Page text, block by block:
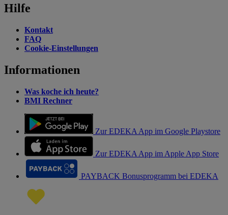
Hilfe
Kontakt
FAQ
Cookie-Einstellungen
Informationen
Was koche ich heute?
BMI Rechner
Zur EDEKA App im Google Playstore
Zur EDEKA App im Apple App Store
PAYBACK Bonusprogramm bei EDEKA